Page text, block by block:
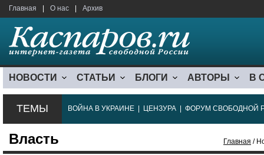
Главная О нас Архив
НОВОСТИ СТАТЬИ БЛОГИ АВТОРЫ В
ТЕМЫ ВОЙНА В УКРАИНЕ ЦЕНЗУРА ФОРУМ СВОБОДНОЙ
Власть Главная /